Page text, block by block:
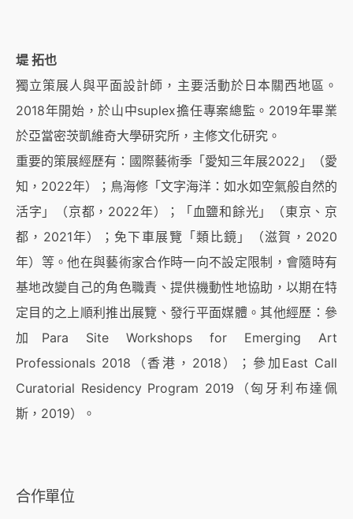
堤 拓也
獨立策展人與平面設計師，主要活動於日本關西地區。
2018年開始，於山中suplex擔任專案總監。2019年畢業
於亞當密茨凱維奇大學研究所，主修文化研究。
重要的策展經歷有：國際藝術季「愛知三年展2022」（愛
知，2022年）；鳥海修「文字海洋：如水如空氣般自然的
活字」（京都，2022年）；「血鹽和餘光」（東京、京
都，2021年）；免下車展覽「類比鏡」（滋賀，2020
年）等。他在與藝術家合作時一向不設定限制，會隨時有
基地改變自己的角色職責、提供機動性地協助，以期在特
定目的之上順利推出展覽、發行平面媒體。其他經歷：參
加Para Site Workshops for Emerging Art
Professionals 2018（香港，2018）；參加East Call
Curatorial Residency Program 2019（匈牙利布達佩
斯，2019）。
合作單位